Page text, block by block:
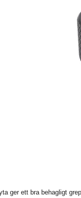
ger ett bra behagligt